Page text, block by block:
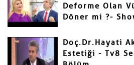
Gönder
Deforme Olan
Döner mi ?-
Doç.Dr.Hayati
Estetiği - Tv8